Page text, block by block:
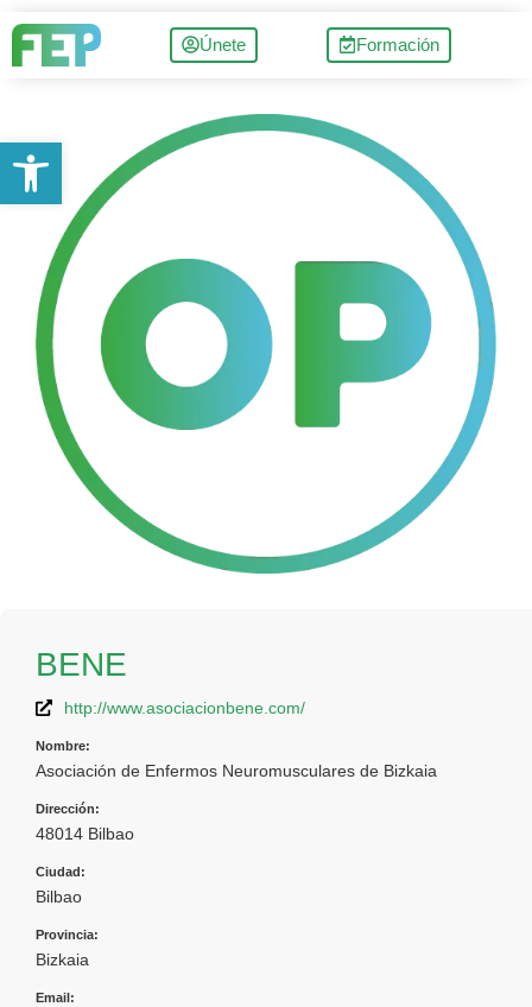
Únete Formación
BENE
http://www.asociacionbene.com/
Nombre:
Asociación de Enfermos Neuromusculares de Bizkaia
Dirección:
48014 Bilbao
Ciudad:
Bilbao
Provincia:
Bizkaia
Email:
Abrir barra de herramientas